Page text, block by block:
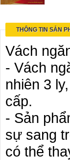
THÔNG TIN SẢN
Vách
- Vách
nhiên 3
cấp.
- Sản
sự sang
có thể